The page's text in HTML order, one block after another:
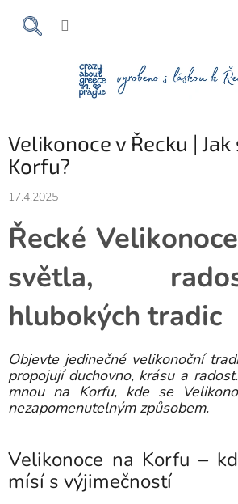
Velikonoce v Řecku |
Korfu?
17.4.2025
Řecké
světla,
hlubokých tradic
Objevte jedinečné velikonoční
propojují duchovno, krásu a
mnou na Korfu, kde se
nezapomenutelným způsobem.
Velikonoce na Korfu –
mísí s výjimečností